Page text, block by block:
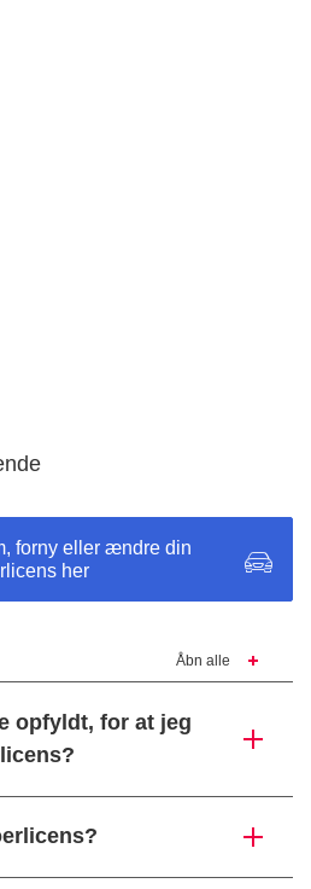
forny eller ændre din
her
Åbn alle
opfyldt, for at jeg